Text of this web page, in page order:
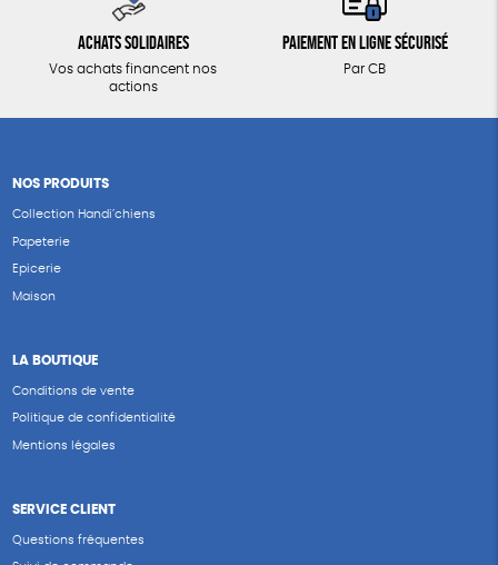
Achats solidaires
Vos achats financent nos
actions
Paiement en ligne sécurisé
Par CB
NOS PRODUITS
Collection Handi’chiens
Papeterie
Epicerie
Maison
LA BOUTIQUE
Conditions de vente
Politique de confidentialité
Mentions légales
SERVICE CLIENT
Questions fréquentes